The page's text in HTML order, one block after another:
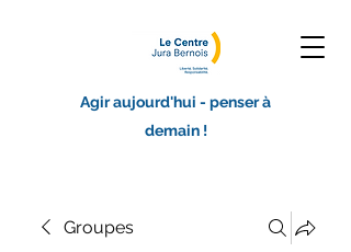
Agir aujourd'hui - penser à
demain !
Groupes